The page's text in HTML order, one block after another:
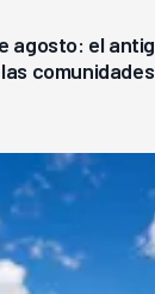
agosto: el